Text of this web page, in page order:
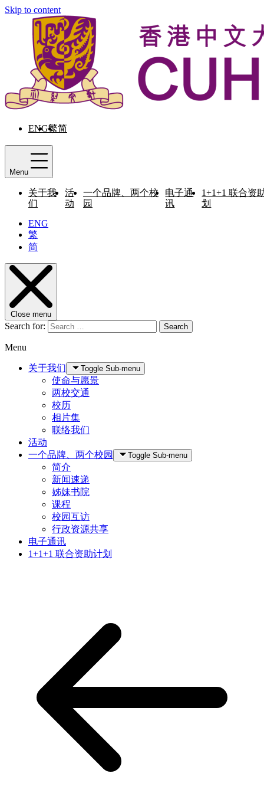
Skip to content
ENG繁简
Menu
关于我
们
活
动
一个品牌、两个校
园
电子通
讯
1+1+1 联合资
划
ENG
繁
简
Close menu
Search for: Search
Menu
关于我们 Toggle Sub-menu
使命与愿景
两校交通
校历
相片集
联络我们
活动
一个品牌、两个校园
Toggle Sub-menu
简介
新闻速递
姊妹书院
课程
校园互访
行政资源共享
电子通讯
1+1+1 联合资助计划